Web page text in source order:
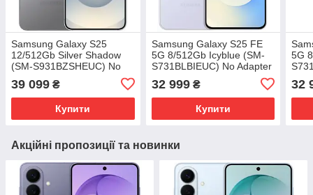
Samsung Galaxy S25
12/512Gb Silver Shadow
(SM-S931BZSHEUC) No
39 099 ₴
Купити
Samsung Galaxy S25 FE
5G 8/512Gb Icyblue (SM-
S731BLBIEUC) No Adapter
32 999₴
Купити
5G
32
Акційні пропозиції та новинки